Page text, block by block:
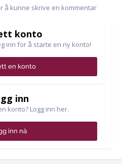
å kunne skrive en kommentar
konto
inn for å starte en ny konto!
en konto
inn
konto? Logg inn her.
inn nå